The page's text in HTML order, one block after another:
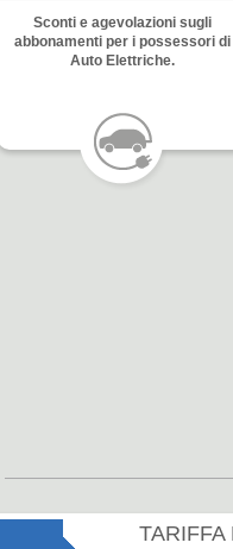
Sconti e agevolazioni sugli
abbonamenti per i possessori di
Auto Elettriche.
TARIFFA